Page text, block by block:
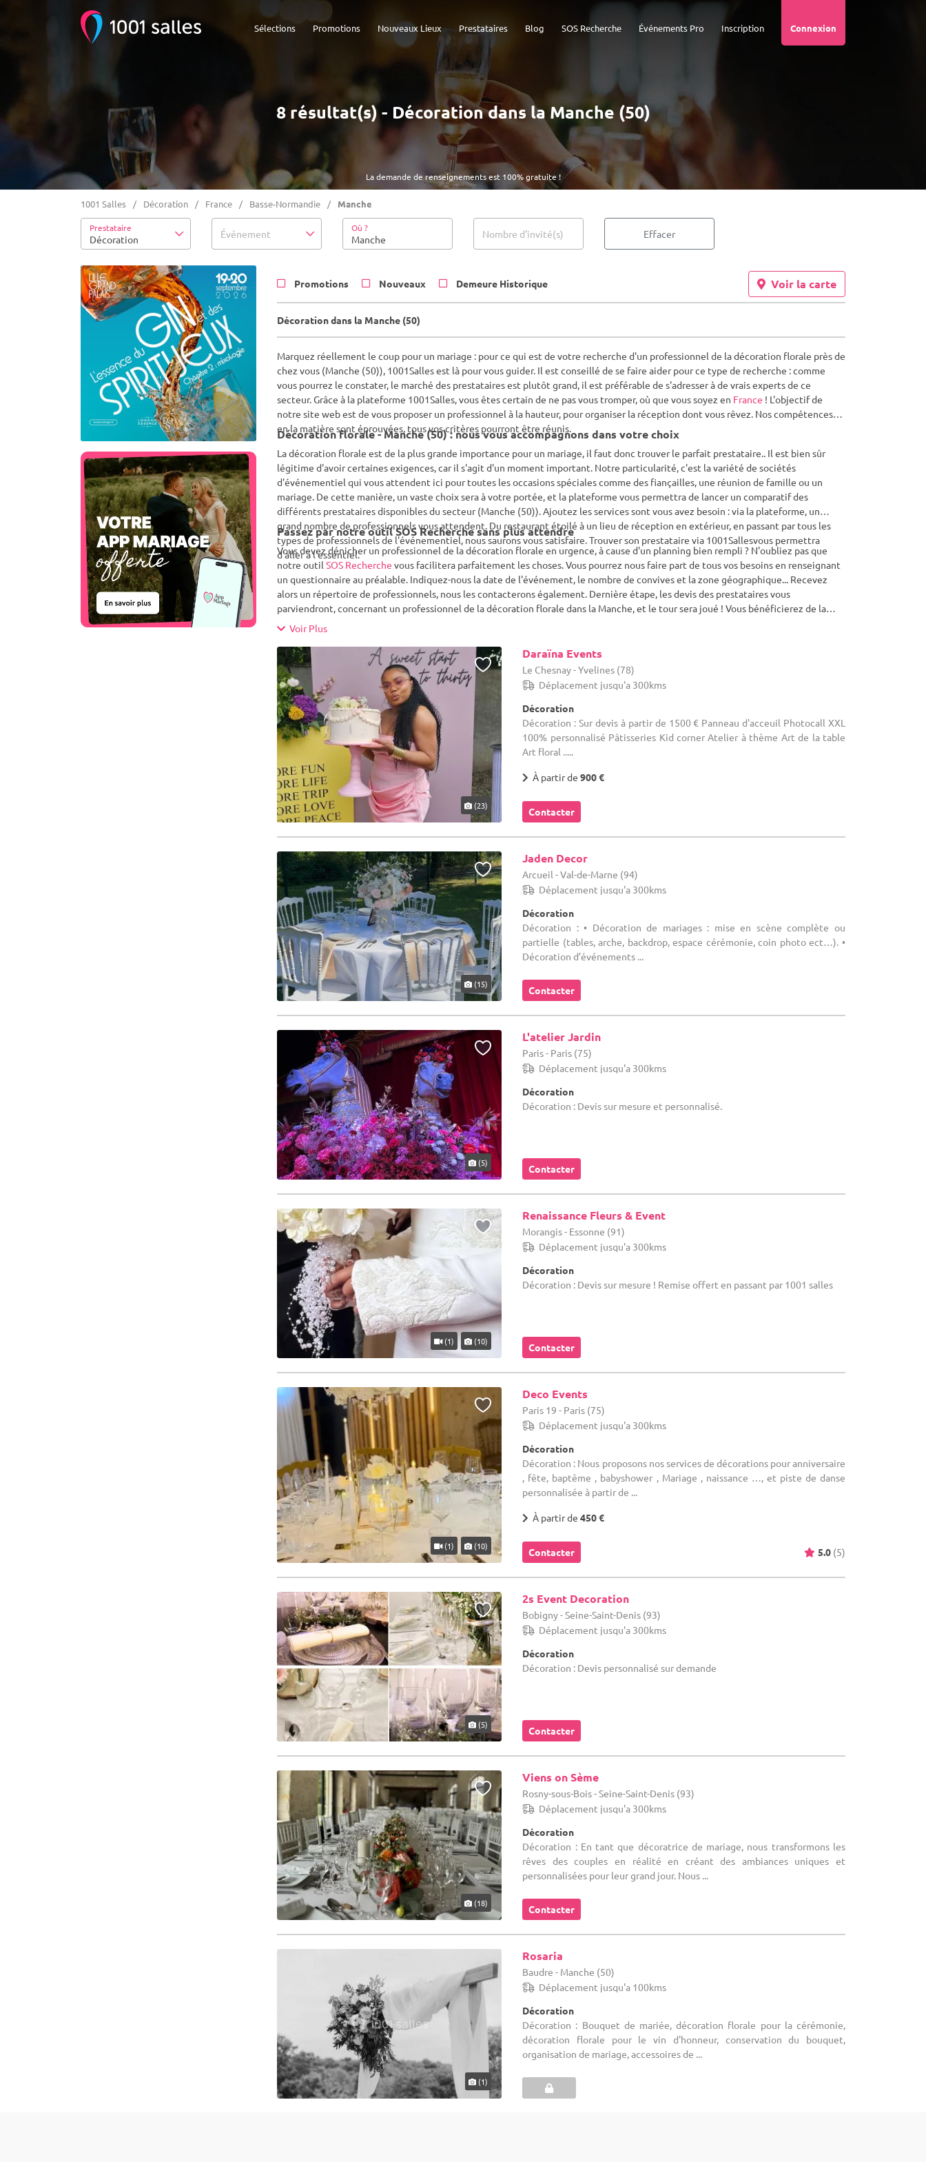
Connexion
Inscription
Événements Pro
SOS Recherche
Blog
Prestataires
Nouveaux Lieux
Promotions
Sélections
La demande de renseignements est 100% gratuite !
8 résultat(s) - Décoration dans la Manche (50)
1001 Salles Décoration France Basse-Normandie Manche
Prestataire
Décoration Événement Où ? Nombre d'invité(s) Effacer
Promotions Nouveaux Demeure Historique Voir la carte
Décoration dans la Manche (50)
Marquez réellement le coup pour un mariage : pour ce qui est de votre recherche d'un professionnel de la décoration florale près de
chez vous (Manche (50)), 1001Salles est là pour vous guider. Il est conseillé de se faire aider pour ce type de recherche : comme
vous pourrez le constater, le marché des prestataires est plutôt grand, il est préférable de s'adresser à de vrais experts de ce
secteur. Grâce à la plateforme 1001Salles, vous êtes certain de ne pas vous tromper, où que vous soyez en France ! L'objectif de
notre site web est de vous proposer un professionnel à la hauteur, pour organiser la réception dont vous rêvez. Nos compétences
en la matière sont éprouvées, tous vos critères pourront être réunis.
Décoration florale - Manche (50) : nous vous accompagnons dans votre choix
La décoration florale est de la plus grande importance pour un mariage, il faut donc trouver le parfait prestataire.. Il est bien sûr
légitime d'avoir certaines exigences, car il s'agit d'un moment important. Notre particularité, c'est la variété de sociétés
d'événementiel qui vous attendent ici pour toutes les occasions spéciales comme des fiançailles, une réunion de famille ou un
mariage. De cette manière, un vaste choix sera à votre portée, et la plateforme vous permettra de lancer un comparatif des
différents prestataires disponibles du secteur (Manche (50)). Ajoutez les services sont vous avez besoin : via la plateforme, un
grand nombre de professionnels vous attendent. Du restaurant étoilé à un lieu de réception en extérieur, en passant par tous les
types de professionnels de l'événementiel, nous saurons vous satisfaire. Trouver son prestataire via 1001Sallesvous permettra
d'aller à l'essentiel.
Passez par notre outil SOS Recherche sans plus attendre
Vous devez dénicher un professionnel de la décoration florale en urgence, à cause d'un planning bien rempli ? N'oubliez pas que
notre outil SOS Recherche vous facilitera parfaitement les choses. Vous pourrez nous faire part de tous vos besoins en renseignant
un questionnaire au préalable. Indiquez-nous la date de l'événement, le nombre de convives et la zone géographique... Recevez
alors un répertoire de professionnels, nous les contacterons également. Dernière étape, les devis des prestataires vous
parviendront, concernant un professionnel de la décoration florale dans la Manche, et le tour sera joué ! Vous bénéficierez de la
réactivité de nos loueurs de salles, et tous vos critères seront pris en considération. Besoin de quelques éclaircissements ? Nous
Voir Plus
(23)
Daraïna Events
Le Chesnay - Yvelines (78)
Déplacement jusqu'a 300kms
Décoration
Décoration : Sur devis à partir de 1500 € Panneau d'acceuil Photocall XXL
100% personnalisé Pâtisseries Kid corner Atelier à thème Art de la table
Art floral .....
À partir de900 €
Contacter
(15)
Jaden Decor
Arcueil - Val-de-Marne (94)
Déplacement jusqu'a 300kms
Décoration
Décoration : • Décoration de mariages : mise en scène complète ou
partielle (tables, arche, backdrop, espace cérémonie, coin photo ect…). •
Décoration d’événements ...
Contacter
(5)
L'atelier Jardin
Paris - Paris (75)
Déplacement jusqu'a 300kms
Décoration
Décoration : Devis sur mesure et personnalisé.
Contacter
(1) (10)
Renaissance Fleurs & Event
Morangis - Essonne (91)
Déplacement jusqu'a 300kms
Décoration
Décoration : Devis sur mesure ! Remise offert en passant par 1001 salles
Contacter
(1) (10)
Deco Events
Paris 19 - Paris (75)
Déplacement jusqu'a 300kms
Décoration
Décoration : Nous proposons nos services de décorations pour anniversaire
, fête, baptême , babyshower , Mariage , naissance …, et piste de danse
personnalisée à partir de ...
À partir de450 €
Contacter 5.0 (5)
(5)
2s Event Decoration
Bobigny - Seine-Saint-Denis (93)
Déplacement jusqu'a 300kms
Décoration
Décoration : Devis personnalisé sur demande
Contacter
(18)
Viens on Sème
Rosny-sous-Bois - Seine-Saint-Denis (93)
Déplacement jusqu'a 300kms
Décoration
Décoration : En tant que décoratrice de mariage, nous transformons les
rêves des couples en réalité en créant des ambiances uniques et
personnalisées pour leur grand jour. Nous ...
Contacter
(1)
Rosaria
Baudre - Manche (50)
Déplacement jusqu'a 100kms
Décoration
Décoration : Bouquet de mariée, décoration florale pour la cérémonie,
décoration florale pour le vin d'honneur, conservation du bouquet,
organisation de mariage, accessoires de ...